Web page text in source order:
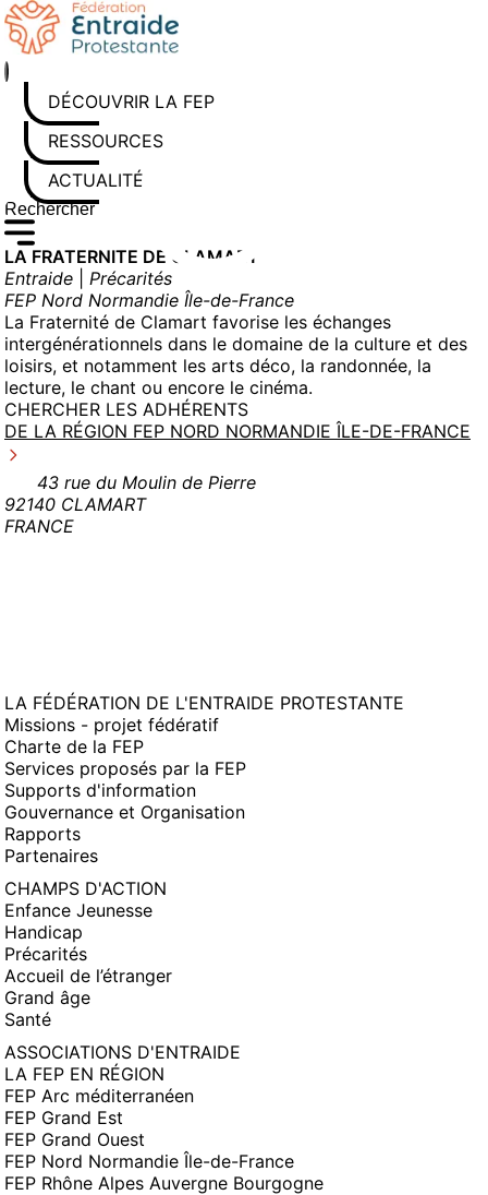
Aller
au
contenu
DÉCOUVRIR LA FEP
RESSOURCES
ACTUALITÉS
Rechercher sur le site
Saisissez au moins 3 caractères pour lancer la recherche
LA FRATERNITE DE CLAMART
Entraide
Précarités
FEP Nord Normandie Île-de-France
La Fraternité de Clamart favorise les échanges
intergénérationnels dans le domaine de la culture et des
loisirs, et notamment les arts déco, la randonnée, la
lecture, le chant ou encore le cinéma.
CHERCHER LES ADHÉRENTS
DE LA RÉGION FEP NORD NORMANDIE ÎLE-DE-FRANCE
43 rue du Moulin de Pierre
92140 CLAMART
FRANCE
LA FÉDÉRATION DE L'ENTRAIDE PROTESTANTE
Missions - projet fédératif
Charte de la FEP
Services proposés par la FEP
Supports d'information
Gouvernance et Organisation
Rapports
Partenaires
CHAMPS D'ACTION
Enfance Jeunesse
Handicap
Précarités
Accueil de l’étranger
Grand âge
Santé
ASSOCIATIONS D'ENTRAIDE
LA FEP EN RÉGION
FEP Arc méditerranéen
FEP Grand Est
FEP Grand Ouest
FEP Nord Normandie Île-de-France
FEP Rhône Alpes Auvergne Bourgogne